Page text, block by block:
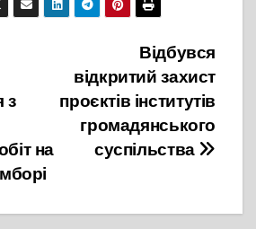
Відбувся
відкритий захист
проєктів інститутів
громадянського
суспільства
з
на